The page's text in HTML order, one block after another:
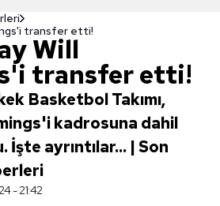
transfer etti!
Will
transfer etti!
Basketbol Takımı,
kadrosuna dahil
ayrıntılar... | Son
- 21:42